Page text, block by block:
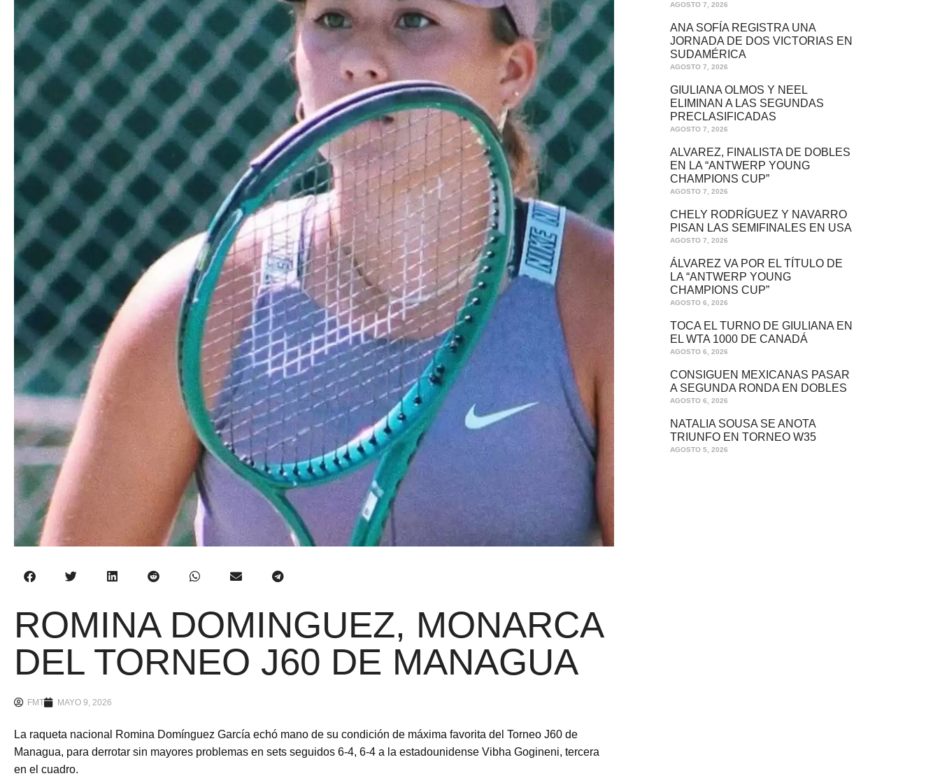
ROMINA DOMINGUEZ, MONARCA
DEL TORNEO J60 DE MANAGUA
FMT MAYO 9, 2026
La raqueta nacional Romina Domínguez García echó mano de su condición de máxima favorita del Torneo J60 de
Managua, para derrotar sin mayores problemas en sets seguidos 6-4, 6-4 a la estadounidense Vibha Gogineni, tercera
en el cuadro.
AGOSTO 7, 2026
ANA SOFÍA REGISTRA UNA
JORNADA DE DOS VICTORIAS EN
SUDAMÉRICA
AGOSTO 7, 2026
GIULIANA OLMOS Y NEEL
ELIMINAN A LAS SEGUNDAS
PRECLASIFICADAS
AGOSTO 7, 2026
ALVAREZ, FINALISTA DE DOBLES
EN LA “ANTWERP YOUNG
CHAMPIONS CUP”
AGOSTO 7, 2026
CHELY RODRÍGUEZ Y NAVARRO
PISAN LAS SEMIFINALES EN USA
AGOSTO 7, 2026
ÁLVAREZ VA POR EL TÍTULO DE
LA “ANTWERP YOUNG
CHAMPIONS CUP”
AGOSTO 6, 2026
TOCA EL TURNO DE GIULIANA EN
EL WTA 1000 DE CANADÁ
AGOSTO 6, 2026
CONSIGUEN MEXICANAS PASAR
A SEGUNDA RONDA EN DOBLES
AGOSTO 6, 2026
NATALIA SOUSA SE ANOTA
TRIUNFO EN TORNEO W35
AGOSTO 5, 2026